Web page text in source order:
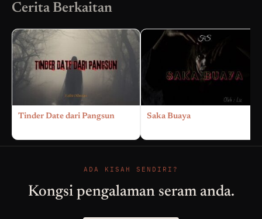
Cerita Berkaitan
Tinder Date dari Pangsun Saka Buaya
ADA KISAH SENDIRI?
Kongsi pengalaman seram anda.